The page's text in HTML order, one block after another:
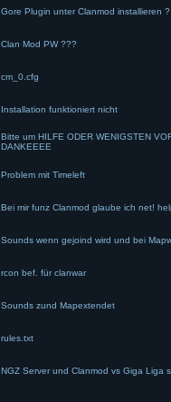
Gore Plugin unter Clanmod installieren ?
Clan Mod PW ???
cm_0.cfg
Installation funktioniert nicht
Bitte um HILFE ODER WENIGSTEN
DANKEEEE
Problem mit Timeleft
Bei mir funz Clanmod glaube ich net!
Sounds wenn gejoind wird und bei
rcon bef. für clanwar
Sounds zund Mapextendet
rules.txt
NGZ Server und Clanmod vs Giga Liga